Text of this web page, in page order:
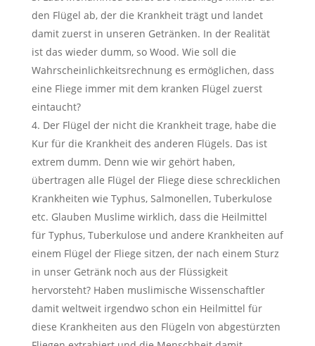
den Flügel ab, der die Krankheit trägt und landet
damit zuerst in unseren Getränken. In der Realität
ist das wieder dumm, so Wood. Wie soll die
Wahrscheinlichkeitsrechnung es ermöglichen, dass
eine Fliege immer mit dem kranken Flügel zuerst
eintaucht?
4. Der Flügel der nicht die Krankheit trage, habe die
Kur für die Krankheit des anderen Flügels. Das ist
extrem dumm. Denn wie wir gehört haben,
übertragen alle Flügel der Fliege diese schrecklichen
Krankheiten wie Typhus, Salmonellen, Tuberkulose
etc. Glauben Muslime wirklich, dass die Heilmittel
für Typhus, Tuberkulose und andere Krankheiten auf
einem Flügel der Fliege sitzen, der nach einem Sturz
in unser Getränk noch aus der Flüssigkeit
hervorsteht? Haben muslimische Wissenschaftler
damit weltweit irgendwo schon ein Heilmittel für
diese Krankheiten aus den Flügeln von abgestürzten